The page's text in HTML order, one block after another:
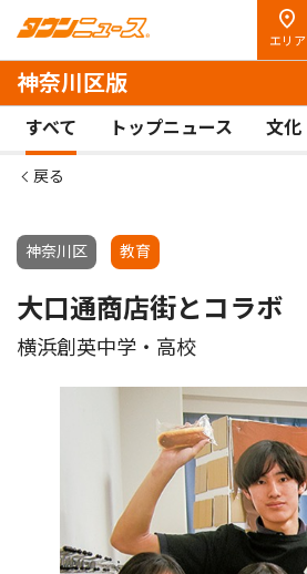
エリア
神奈川区版
すべて トップニュース 文化
戻る
神奈川区 教育
大口通商店街とコラボ
横浜創英中学・高校